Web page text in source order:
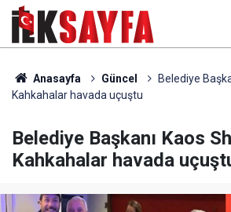
Anasayfa Güncel
Belediye
Kahkahalar havada uçuştu
Belediye Başkanı Kaos
Kahkahalar havada